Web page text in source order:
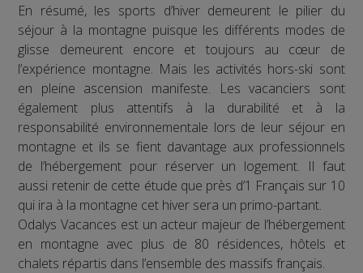
En résumé, les sports d’hiver demeurent le pilier du
séjour à la montagne puisque les différents modes de
glisse demeurent encore et toujours au cœur de
l’expérience montagne. Mais les activités hors-ski sont
en pleine ascension manifeste. Les vacanciers sont
également plus attentifs à la durabilité et à la
responsabilité environnementale lors de leur séjour en
montagne et ils se fient davantage aux professionnels
de l’hébergement pour réserver un logement. Il faut
aussi retenir de cette étude que près d’1 Français sur 10
qui ira à la montagne cet hiver sera un primo-partant.
Odalys Vacances est un acteur majeur de l’hébergement
en montagne avec plus de 80 résidences, hôtels et
chalets répartis dans l’ensemble des massifs français.